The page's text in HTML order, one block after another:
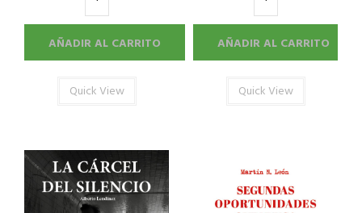
AÑADIR AL CARRITO
Quick View
AÑADIR AL CARRITO
Quick View